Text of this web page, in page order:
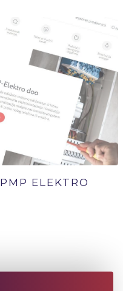
PMP ELEKTRO